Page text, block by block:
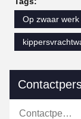
Op zwaar
Contactpersonen: